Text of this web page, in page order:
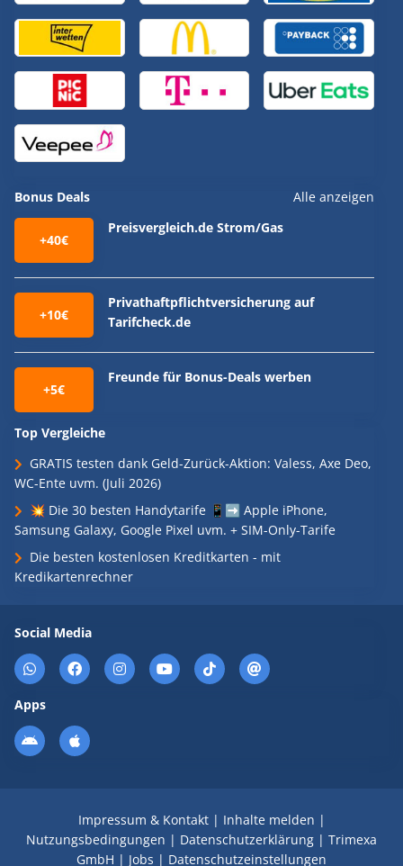
Bonus Deals Alle anzeigen
+40€
Preisvergleich.de Strom/Gas
+10€
Privathaftpflichtversicherung auf
Tarifcheck.de
+5€
Freunde für Bonus-Deals werben
Top Vergleiche
GRATIS testen dank Geld-Zurück-Aktion: Valess, Axe Deo,
WC-Ente uvm. (Juli 2026)
💥 Die 30 besten Handytarife 📱➡️ Apple iPhone,
Samsung Galaxy, Google Pixel uvm. + SIM-Only-Tarife
Die besten kostenlosen Kreditkarten - mit
Kredikartenrechner
Social Media
Apps
Impressum & Kontakt| Inhalte melden |
Nutzungsbedingungen | Datenschutzerklärung | Trimexa
GmbH | Jobs | Datenschutzeinstellungen